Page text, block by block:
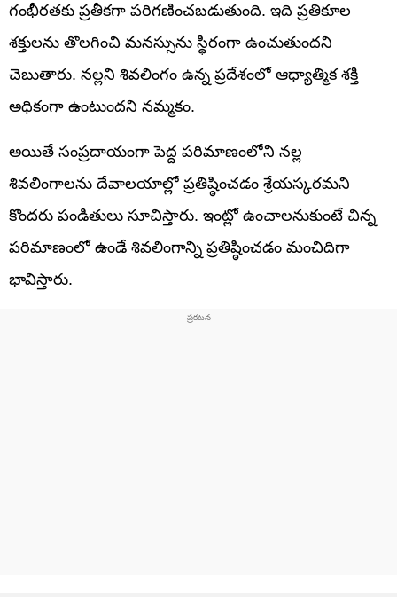
గంభీరతకు ప్రతీకగా పరిగణించబడుతుంది. ఇది ప్రతికూల
శక్తులను తొలగించి మనస్సును స్థిరంగా ఉంచుతుందని
చెబుతారు. నల్లని శివలింగం ఉన్న ప్రదేశంలో ఆధ్యాత్మిక శక్తి
అధికంగా ఉంటుందని నమ్మకం.
అయితే సంప్రదాయంగా పెద్ద పరిమాణంలోని నల్ల
శివలింగాలను దేవాలయాల్లో ప్రతిష్ఠించడం శ్రేయస్కరమని
కొందరు పండితులు సూచిస్తారు. ఇంట్లో ఉంచాలనుకుంటే చిన్న
పరిమాణంలో ఉండే శివలింగాన్ని ప్రతిష్ఠించడం మంచిదిగా
భావిస్తారు.